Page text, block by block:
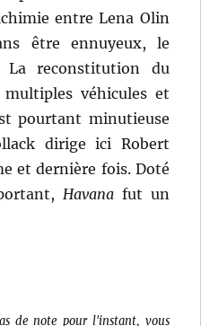
entre Lena Olin
être ennuyeux, le
La reconstitution du
multiples véhicules et
pourtant minutieuse
dirige ici Robert
et dernière fois. Doté
Havanafut un
de note pour l'instant, vous